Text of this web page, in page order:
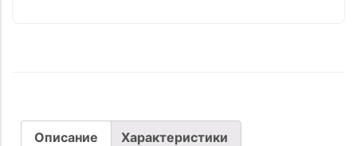
Описание Характеристики